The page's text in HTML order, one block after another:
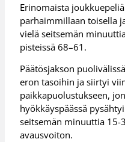
Erinomaista
parhaimmillaan toisella
vielä seitsemän
pisteissä 68–61.
Päätösjakson
eron tasoihin ja siirtyi
paikkapuolustukseen,
hyökkäyspäässä
seitsemän minuuttia 15-
avausvoiton.